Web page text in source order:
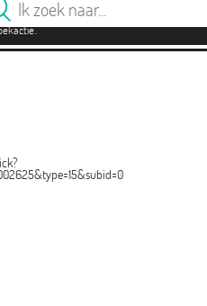
.